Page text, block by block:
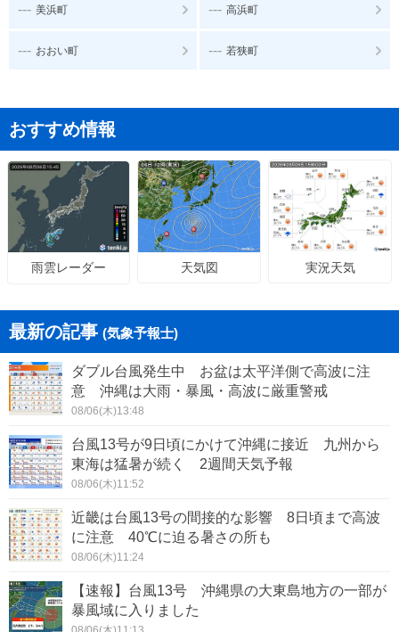
--- 美浜町 --- 高浜町
--- おおい町 --- 若狭町
おすすめ情報
雨雲レーダー 天気図 実況天気
最新の記事 (気象予報士)
ダブル台風発生中 お盆は太平洋側で高波に注
意 沖縄は大雨・暴風・高波に厳重警戒
08/06(木)13:48
台風13号が9日頃にかけて沖縄に接近 九州から
東海は猛暑が続く 2週間天気予報
08/06(木)11:52
近畿は台風13号の間接的な影響 8日頃まで高波
に注意 40℃に迫る暑さの所も
08/06(木)11:24
【速報】台風13号 沖縄県の大東島地方の一部が
暴風域に入りました